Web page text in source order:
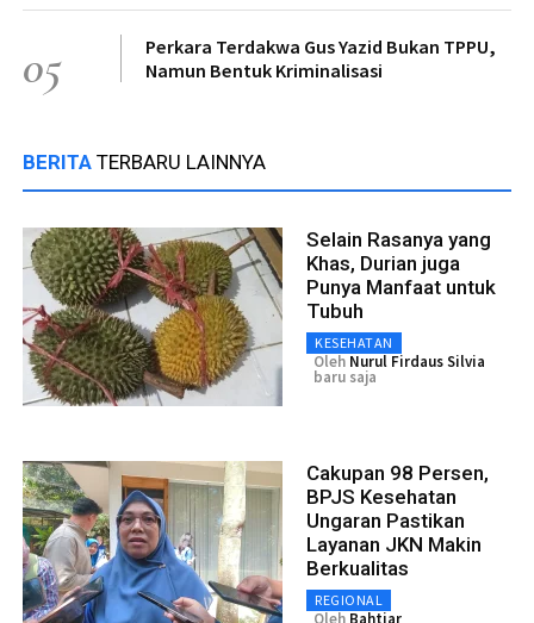
05
Perkara Terdakwa Gus Yazid Bukan TPPU,
Namun Bentuk Kriminalisasi
BERITA TERBARU LAINNYA
Selain Rasanya yang
Khas, Durian juga
Punya Manfaat untuk
Tubuh
KESEHATAN
Oleh Nurul Firdaus Silvia
baru saja
Cakupan 98 Persen,
BPJS Kesehatan
Ungaran Pastikan
Layanan JKN Makin
Berkualitas
REGIONAL
Oleh Bahtiar